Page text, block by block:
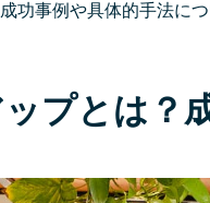
功事例や具体的手法に
プとは？